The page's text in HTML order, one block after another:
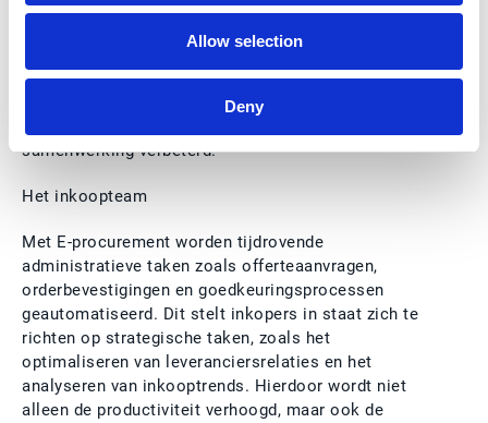
Allow selection
Deny
Het implementeren van E-procurement
andere afdelingen en leveranciers. Door handmatige
processen te automatiseren en workflows te
samenwerking verbeterd.
Het inkoopteam
Met E-procurement worden tijdrovende
administratieve taken zoals offerteaanvragen,
orderbevestigingen en goedkeuringsprocessen
geautomatiseerd. Dit stelt inkopers in staat zich te
richten op strategische taken, zoals het
optimaliseren van leveranciersrelaties en het
analyseren van inkooptrends. Hierdoor wordt niet
alleen de productiviteit verhoogd, maar ook de